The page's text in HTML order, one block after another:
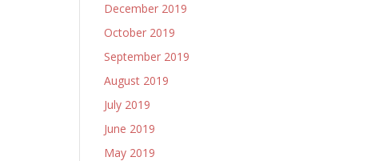
December 2019
October 2019
September 2019
August 2019
July 2019
June 2019
May 2019